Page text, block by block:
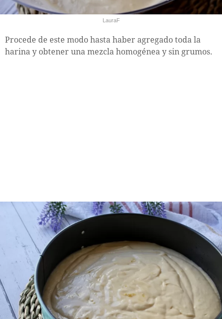
LauraF
Procede de este modo hasta haber agregado toda la
harina y obtener una mezcla homogénea y sin grumos.